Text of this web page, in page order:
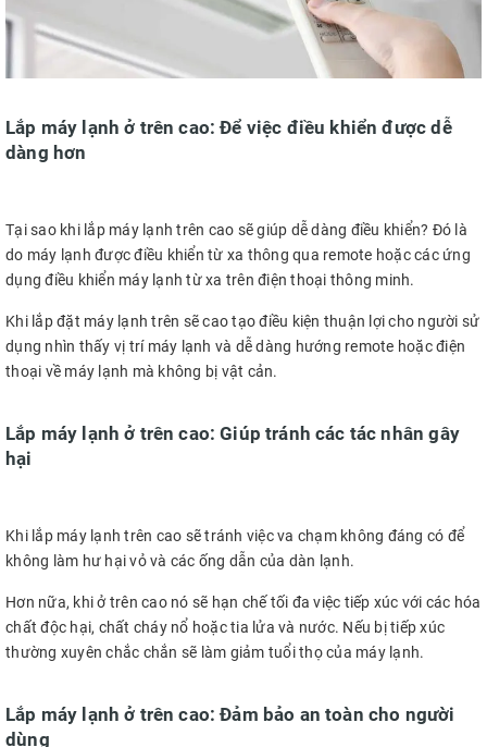
Lắp máy lạnh ở trên cao: Để việc điều khiển được dễ
dàng hơn
Tại sao khi lắp máy lạnh trên cao sẽ giúp dễ dàng điều khiển? Đó là
do máy lạnh được điều khiển từ xa thông qua remote hoặc các ứng
dụng điều khiển máy lạnh từ xa trên điện thoại thông minh.
Khi lắp đặt máy lạnh trên sẽ cao tạo điều kiện thuận lợi cho người sử
dụng nhìn thấy vị trí máy lạnh và dễ dàng hướng remote hoặc điện
thoại về máy lạnh mà không bị vật cản.
Lắp máy lạnh ở trên cao: Giúp tránh các tác nhân gây
hại
Khi lắp máy lạnh trên cao sẽ tránh việc va chạm không đáng có để
không làm hư hại vỏ và các ống dẫn của dàn lạnh.
Hơn nữa, khi ở trên cao nó sẽ hạn chế tối đa việc tiếp xúc với các hóa
chất độc hại, chất cháy nổ hoặc tia lửa và nước. Nếu bị tiếp xúc
thường xuyên chắc chắn sẽ làm giảm tuổi thọ của máy lạnh.
Lắp máy lạnh ở trên cao: Đảm bảo an toàn cho người
dùng